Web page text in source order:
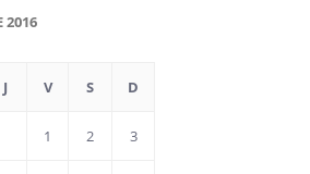
2016
J V S D
1 2 3